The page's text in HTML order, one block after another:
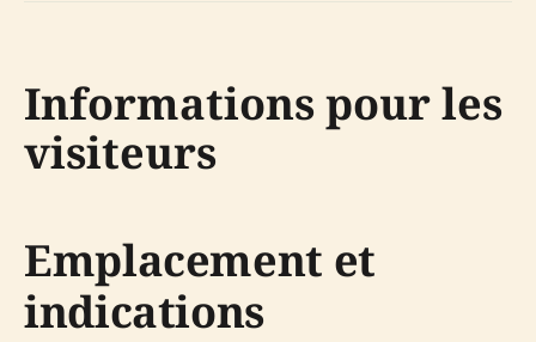
Informations pour les
visiteurs
Emplacement et
indications